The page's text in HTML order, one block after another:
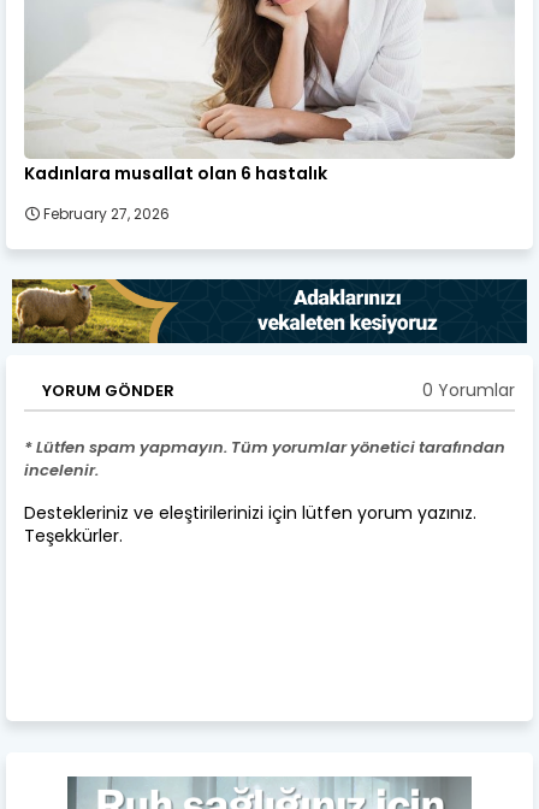
Kadınlara musallat olan 6 hastalık
February 27, 2026
YORUM GÖNDER 0 Yorumlar
* Lütfen spam yapmayın. Tüm yorumlar yönetici tarafından
incelenir.
Destekleriniz ve eleştirilerinizi için lütfen yorum yazınız.
Teşekkürler.